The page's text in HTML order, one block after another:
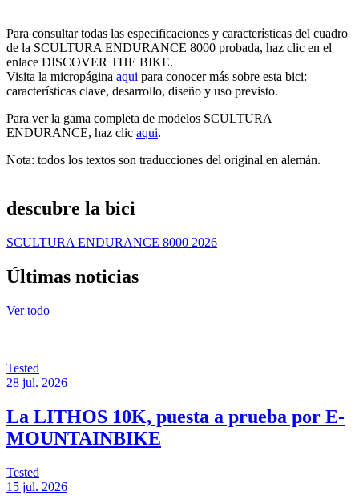
Para consultar todas las especificaciones y características del cuadro
de la SCULTURA ENDURANCE 8000 probada, haz clic en el
enlace DISCOVER THE BIKE.
Visita la micropágina aqui para conocer más sobre esta bici:
características clave, desarrollo, diseño y uso previsto.
Para ver la gama completa de modelos SCULTURA
ENDURANCE, haz clic aqui.
Nota: todos los textos son traducciones del original en alemán.
descubre la bici
SCULTURA ENDURANCE 8000 2026
Últimas noticias
Ver todo
Tested
28 jul. 2026
La LITHOS 10K, puesta a prueba por E-
MOUNTAINBIKE
Tested
15 jul. 2026